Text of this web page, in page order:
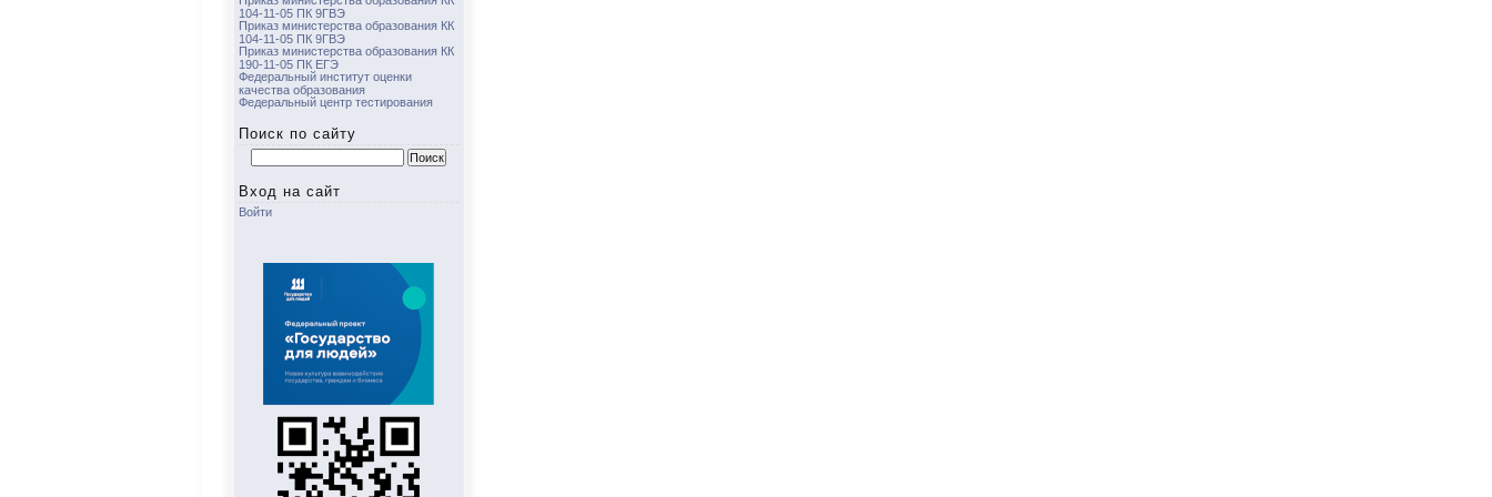
104-11-05 ПК 9ГВЭ
Приказ министерства образования КК
104-11-05 ПК 9ГВЭ
Приказ министерства образования КК
190-11-05 ПК ЕГЭ
Федеральный институт оценки
качества образования
Федеральный центр тестирования
Поиск по сайту
Найти:
Вход на сайт
Войти